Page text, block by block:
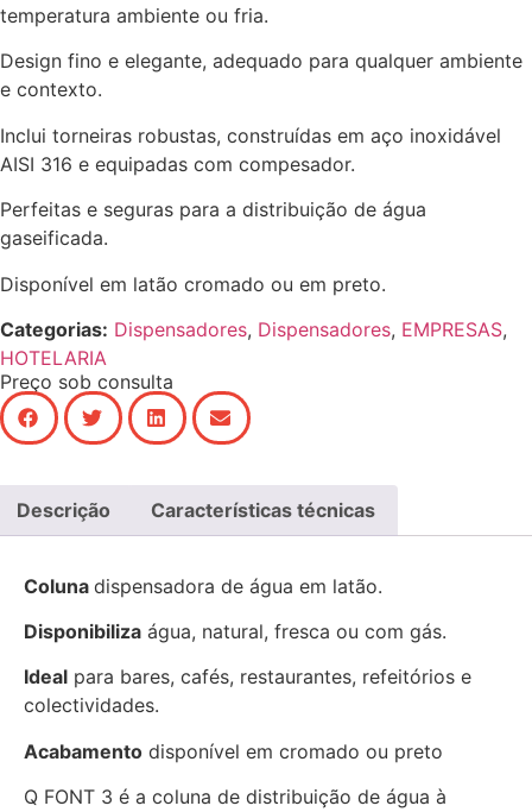
temperatura ambiente ou fria.
Design fino e elegante, adequado para qualquer ambiente
e contexto.
Inclui torneiras robustas, construídas em aço inoxidável
AISI 316 e equipadas com compesador.
Perfeitas e seguras para a distribuição de água
gaseificada.
Disponível em latão cromado ou em preto.
Categorias: Dispensadores, Dispensadores, EMPRESAS,
HOTELARIA
Preço sob consulta
Descrição Características técnicas
Coluna dispensadora de água em latão.
Disponibiliza água, natural, fresca ou com gás.
Ideal para bares, cafés, restaurantes, refeitórios e
colectividades.
Acabamento disponível em cromado ou preto
Q FONT 3 é a coluna de distribuição de água à